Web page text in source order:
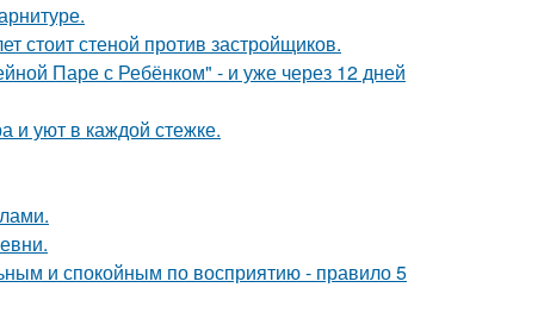
стоит стеной против застройщиков.
Паре с Ребёнком" - и уже через 12 дней
и уют в каждой стежке.
и спокойным по восприятию - правило 5